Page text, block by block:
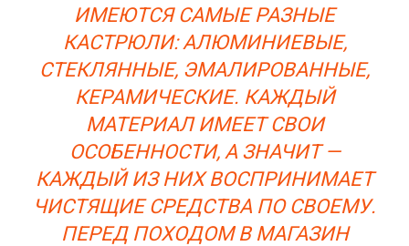
ИМЕЮТСЯ САМЫЕ РАЗНЫЕ
КАСТРЮЛИ: АЛЮМИНИЕВЫЕ,
СТЕКЛЯННЫЕ, ЭМАЛИРОВАННЫЕ,
КЕРАМИЧЕСКИЕ. КАЖДЫЙ
МАТЕРИАЛ ИМЕЕТ СВОИ
ОСОБЕННОСТИ, А ЗНАЧИТ —
КАЖДЫЙ ИЗ НИХ ВОСПРИНИМАЕТ
ЧИСТЯЩИЕ СРЕДСТВА ПО СВОЕМУ.
ПЕРЕД ПОХОДОМ В МАГАЗИН